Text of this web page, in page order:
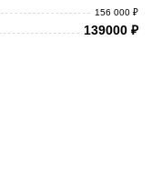
156 000 ₽
139000 ₽